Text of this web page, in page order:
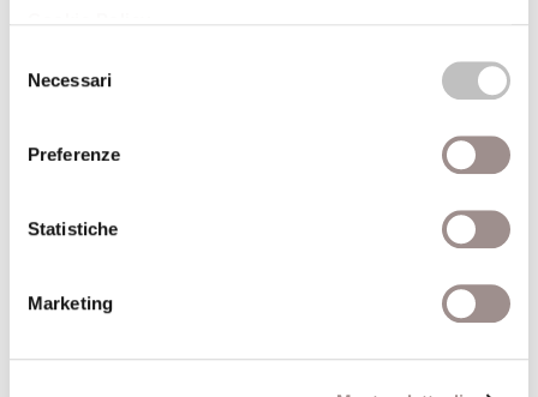
delNecessari
Preferenze
Statistiche
Marketing
corso di acquisizione, per la consultazione e il prestito presso
19)
della conferenza, è possibile ascoltarne la registrazione.
ALTRE CONFERENZE DEL CICLO